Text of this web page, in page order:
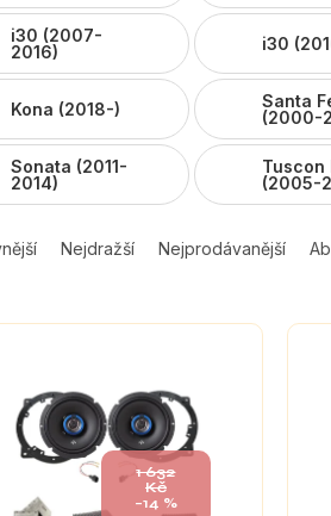
i30 (2007-
2016)
i30
Kona (2018-)
Santa
(2000-
Sonata (2011-
2014)
Tuscon
(2005-
Nejdražší Nejprodávanější
1 632
Kč
–14 %